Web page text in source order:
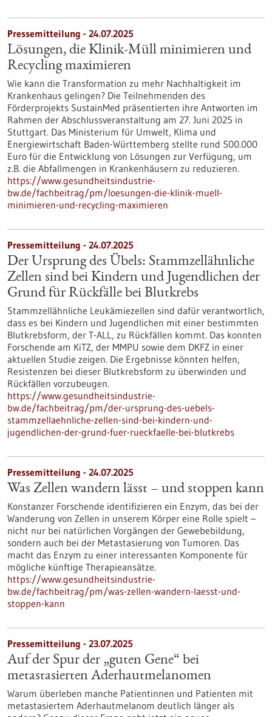
Pressemitteilung - 24.07.2025
Lösungen, die Klinik-Müll minimieren und
Recycling maximieren
Wie kann die Transformation zu mehr Nachhaltigkeit im
Krankenhaus gelingen? Die Teilnehmenden des
Förderprojekts SustainMed präsentierten ihre Antworten im
Rahmen der Abschlussveranstaltung am 27. Juni 2025 in
Stuttgart. Das Ministerium für Umwelt, Klima und
Energiewirtschaft Baden-Württemberg stellte rund 500.000
Euro für die Entwicklung von Lösungen zur Verfügung, um
z.B. die Abfallmengen in Krankenhäusern zu reduzieren.
https://www.gesundheitsindustrie-
bw.de/fachbeitrag/pm/loesungen-die-klinik-muell-
minimieren-und-recycling-maximieren
Pressemitteilung - 24.07.2025
Der Ursprung des Übels: Stammzellähnliche
Zellen sind bei Kindern und Jugendlichen der
Grund für Rückfälle bei Blutkrebs
Stammzellähnliche Leukämiezellen sind dafür verantwortlich,
dass es bei Kindern und Jugendlichen mit einer bestimmten
Blutkrebsform, der T-ALL, zu Rückfällen kommt. Das konnten
Forschende am KiTZ, der MMPU sowie dem DKFZ in einer
aktuellen Studie zeigen. Die Ergebnisse könnten helfen,
Resistenzen bei dieser Blutkrebsform zu überwinden und
Rückfällen vorzubeugen.
https://www.gesundheitsindustrie-
bw.de/fachbeitrag/pm/der-ursprung-des-uebels-
stammzellaehnliche-zellen-sind-bei-kindern-und-
jugendlichen-der-grund-fuer-rueckfaelle-bei-blutkrebs
Pressemitteilung - 24.07.2025
Was Zellen wandern lässt – und stoppen kann
Konstanzer Forschende identifizieren ein Enzym, das bei der
Wanderung von Zellen in unserem Körper eine Rolle spielt –
nicht nur bei natürlichen Vorgängen der Gewebebildung,
sondern auch bei der Metastasierung von Tumoren. Das
macht das Enzym zu einer interessanten Komponente für
mögliche künftige Therapieansätze.
https://www.gesundheitsindustrie-
bw.de/fachbeitrag/pm/was-zellen-wandern-laesst-und-
stoppen-kann
Pressemitteilung - 23.07.2025
Auf der Spur der „guten Gene“ bei
metastasierten Aderhautmelanomen
Warum überleben manche Patientinnen und Patienten mit
metastasiertem Aderhautmelanom deutlich länger als